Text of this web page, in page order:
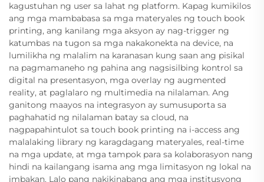
kagustuhan ng user sa lahat ng platform. Kapag kumikilos
ang mga mambabasa sa mga materyales ng touch book
printing, ang kanilang mga aksyon ay nag-trigger ng
katumbas na tugon sa mga nakakonekta na device, na
lumilikha ng malalim na karanasan kung saan ang pisikal
na pagmamaneho ng pahina ang nagsisilbing kontrol sa
digital na presentasyon, mga overlay ng augmented
reality, at paglalaro ng multimedia na nilalaman. Ang
ganitong maayos na integrasyon ay sumusuporta sa
paghahatid ng nilalaman batay sa cloud, na
nagpapahintulot sa touch book printing na i-access ang
malalaking library ng karagdagang materyales, real-time
na mga update, at mga tampok para sa kolaborasyon nang
hindi na kailangang isama ang mga limitasyon ng lokal na
imbakan. Lalo pang nakikinabang ang mga institusyong